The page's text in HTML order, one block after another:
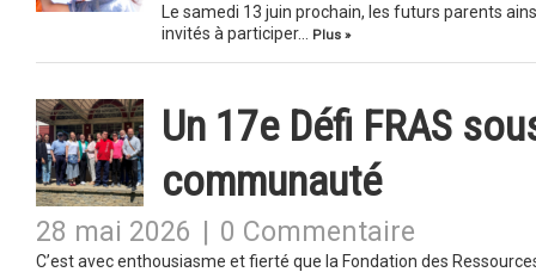
Le samedi 13 juin prochain, les futurs parents
invités à participer…
Plus »
Un 17e Défi FRAS
communauté
28 mai 2026 0 Commentaire
C’est avec enthousiasme et fierté que la Fondation des